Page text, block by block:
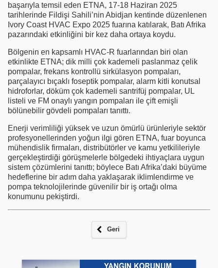
başarıyla temsil eden ETNA, 17-18 Haziran 2025
tarihlerinde Fildişi Sahili’nin Abidjan kentinde düzenlenen
Ivory Coast HVAC Expo 2025 fuarına katılarak, Batı Afrika
pazarındaki etkinliğini bir kez daha ortaya koydu.
Bölgenin en kapsamlı HVAC-R fuarlarından biri olan
etkinlikte ETNA; dik milli çok kademeli paslanmaz çelik
pompalar, frekans kontrollü sirkülasyon pompaları,
parçalayıcı bıçaklı foseptik pompalar, alarm kitli konutsal
hidroforlar, döküm çok kademeli santrifüj pompalar, UL
listeli ve FM onaylı yangın pompaları ile çift emişli
bölünebilir gövdeli pompaları tanıttı.
Enerji verimliliği yüksek ve uzun ömürlü ürünleriyle sektör
profesyonellerinden yoğun ilgi gören ETNA, fuar boyunca
mühendislik firmaları, distribütörler ve kamu yetkilileriyle
gerçekleştirdiği görüşmelerle bölgedeki ihtiyaçlara uygun
sistem çözümlerini tanıttı; böylece Batı Afrika’daki büyüme
hedeflerine bir adım daha yaklaşarak iklimlendirme ve
pompa teknolojilerinde güvenilir bir iş ortağı olma
konumunu pekiştirdi.
Geri